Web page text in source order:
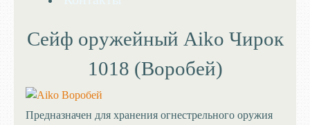
Сейф оружейный Aiko Чирок
1018 (Воробей)
Предназначен для хранения огнестрельного оружия